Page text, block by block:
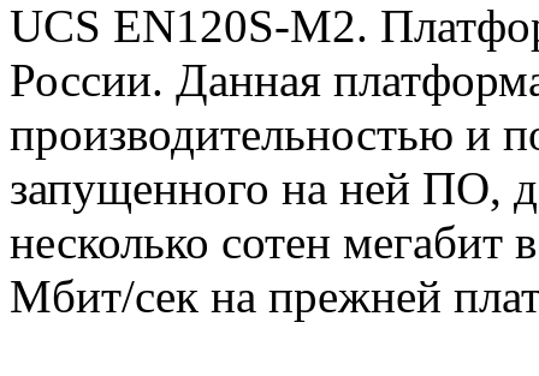
UCS EN120S-M2.
России. Данная
производительностью и
запущенного на ней ПО,
несколько сотен
Мбит/сек на прежней